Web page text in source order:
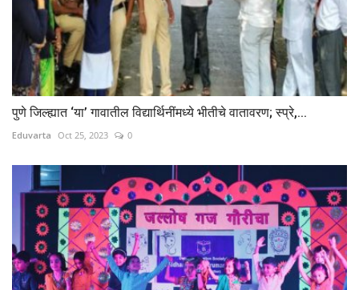
पुणे जिल्ह्यात ‘या’ गावातील विद्यार्थिनींमध्ये भीतीचे वातावरण; स्प्रे,...
Eduvarta Oct 25, 2023 0